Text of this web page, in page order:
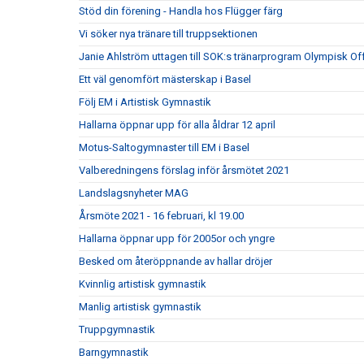
Stöd din förening - Handla hos Flügger färg
Vi söker nya tränare till truppsektionen
Janie Ahlström uttagen till SOK:s tränarprogram Olympisk
Ett väl genomfört mästerskap i Basel
Följ EM i Artistisk Gymnastik
Hallarna öppnar upp för alla åldrar 12 april
Motus-Saltogymnaster till EM i Basel
Valberedningens förslag inför årsmötet 2021
Landslagsnyheter MAG
Årsmöte 2021 - 16 februari, kl 19.00
Hallarna öppnar upp för 2005or och yngre
Besked om återöppnande av hallar dröjer
Kvinnlig artistisk gymnastik
Manlig artistisk gymnastik
Truppgymnastik
Barngymnastik